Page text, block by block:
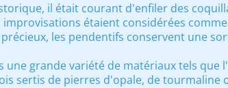
il était courant d'enfiler des
improvisations étaient considérées
les pendentifs conservent une
une grande variété de matériaux tels
sertis de pierres d'opale, de tourmaline